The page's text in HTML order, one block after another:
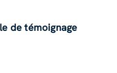
de témoignage